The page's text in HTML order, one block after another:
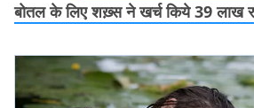
बोतल के लिए शख़्स ने खर्च किये 39 लाख